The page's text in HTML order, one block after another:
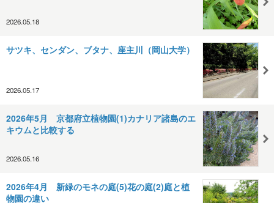
2026.05.18
サツキ、センダン、ブタナ、座主川（岡山大学）
2026.05.17
2026年5月 京都府立植物園(1)カナリア諸島のエ
キウムと比較する
2026.05.16
2026年4月 新緑のモネの庭(5)花の庭(2)庭と植
物園の違い